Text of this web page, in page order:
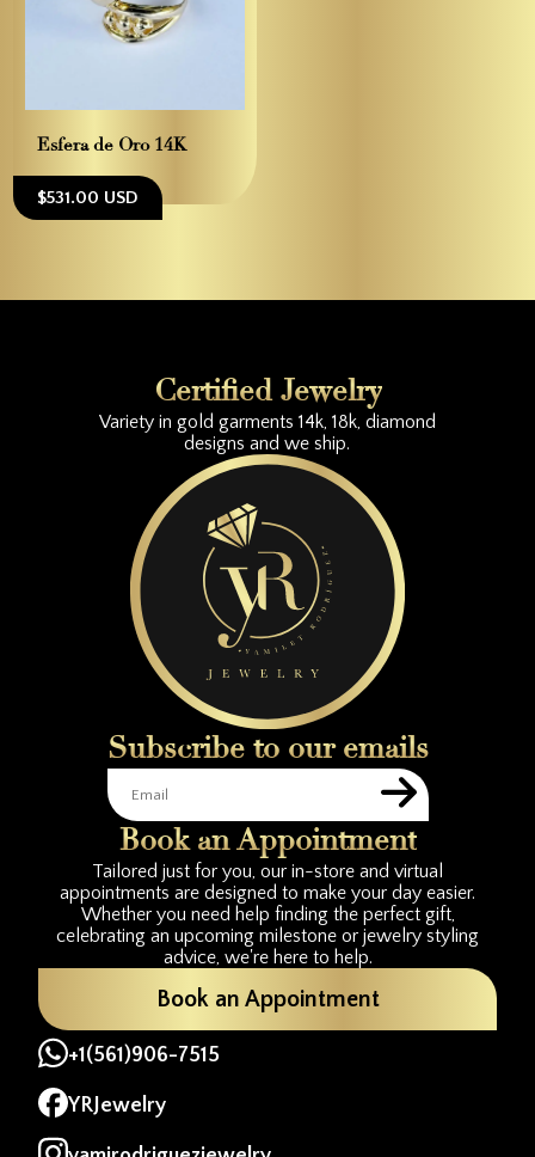
Esfera de Oro 14K
$531.00 USD
Certified Jewelry
Variety in gold garments 14k, 18k, diamond
designs and we ship.
Subscribe to our emails
Book an Appointment
Tailored just for you, our in-store and virtual
appointments are designed to make your day easier.
Whether you need help finding the perfect gift,
celebrating an upcoming milestone or jewelry styling
advice, we're here to help.
Book an Appointment
+1(561)906-7515
YRJewelry